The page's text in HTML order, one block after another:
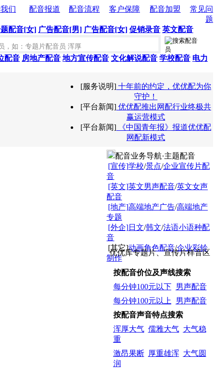
们 配音报道 配音流程 客户保障 配音加盟
常见问
题
配音[女] 广告配音[男] 广告配音[女] 促销录音 英文配音
配音 房地产配音 地方宣传配音 文化解说配音 学校配音 电力
[服务说明] 十年前的约定，优优配为你
守护！
[平台新闻] 优优配推出网配行业终极共
赢运营模式
[平台新闻]
《中国青年报》报道优优配
网配新模式
配音业务导航·主题配音
[宣传]学校/景点/企业宣传片配
音
[英文]英文男声配音/英文女声
配音
[地产]高端地产广告/高端地产
专题
[外企]日文/韩文/法语小语种配
音
[其它]动画角色配音/企业彩铃
制作
优优库专题片、宣传片样音区
按配音价位及声线搜索
每分钟100元以下
男声配音
每分钟100元以上
男声配音
按配音声音特点搜索
浑厚大气 儒雅大气 大气稳
重
激昂果断
厚重雄浑 大气圆
润